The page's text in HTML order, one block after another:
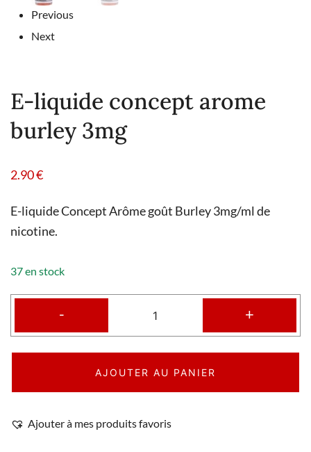
Previous
Next
E-liquide concept arome
burley 3mg
2.90€
E-liquide Concept Arôme goût Burley 3mg/ml de
nicotine.
37 en stock
- +
AJOUTER AU PANIER
Ajouter à mes produits favoris